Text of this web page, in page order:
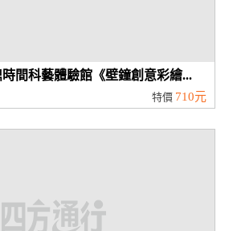
間科藝體驗館《壁鐘創意彩繪...
特價 710元